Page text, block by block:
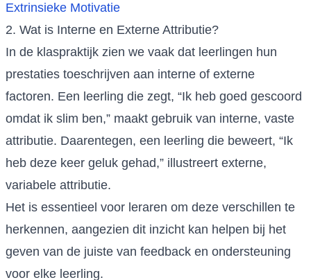
Extrinsieke Motivatie
2. Wat is Interne en Externe Attributie?
In de klaspraktijk zien we vaak dat leerlingen hun
prestaties toeschrijven aan interne of externe
factoren. Een leerling die zegt, “Ik heb goed gescoord
omdat ik slim ben,” maakt gebruik van interne, vaste
attributie. Daarentegen, een leerling die beweert, “Ik
heb deze keer geluk gehad,” illustreert externe,
variabele attributie.
Het is essentieel voor leraren om deze verschillen te
herkennen, aangezien dit inzicht kan helpen bij het
geven van de juiste van feedback en ondersteuning
voor elke leerling.